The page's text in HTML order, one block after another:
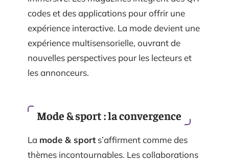
codes et des applications pour offrir une
expérience interactive. La mode devient une
expérience multisensorielle, ouvrant de
nouvelles perspectives pour les lecteurs et
les annonceurs.
Mode & sport : la convergence
La mode & sports’affirment comme des
thèmes incontournables. Les collaborations